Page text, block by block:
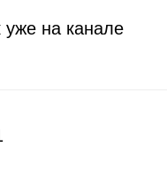
на канале